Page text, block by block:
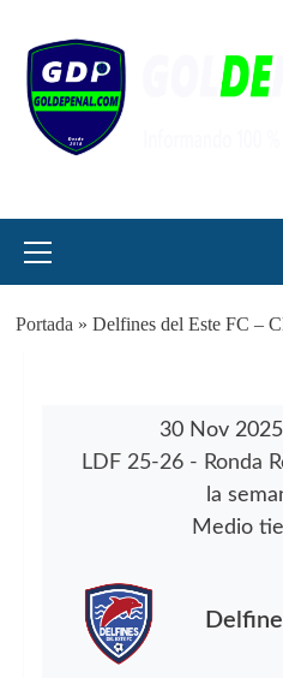
contenido
principal
Portada » Delfines del Este FC –
30 Nov 2025
LDF 25-26 - Ronda
la
Medio